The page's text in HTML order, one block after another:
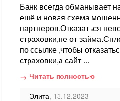
Банк всегда обманывает
ещё и новая схема
партнеров.Отказаться
страховки,не от
по ссылке ,чтобы
страховки,а сайт ...
Читать полностью
Элита, 13.12.2023